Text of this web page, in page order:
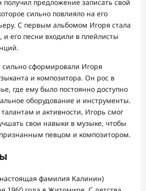
предложение записать свой
сильно повлияло на его
С первым альбомом Игоря стала
и его песни входили в плейлисты
сильно сформировали Игоря
и композитора. Он рос в
где ему было постоянно доступно
оборудование и инструменты.
и активности, Игорь смог
свои навыки в музыке, чтобы
певцом и композитором.
фамилия Калинин)